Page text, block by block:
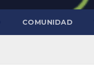
COMUNIDAD